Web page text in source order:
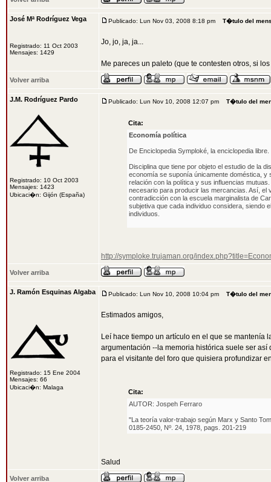
José Mª Rodríguez Vega
Registrado: 11 Oct 2003
Mensajes: 1429
Publicado: Lun Nov 03, 2008 8:18 pm T�tulo del
Jo, jo, ja, ja...
Me pareces un paleto (que te contesten otros, si
Volver arriba
J.M. Rodríguez Pardo
Registrado: 10 Oct 2003
Mensajes: 1423
Ubicaci�n: Gijón (España)
Publicado: Lun Nov 10, 2008 12:07 pm T�tulo del
Cita:
Economía política
De Enciclopedia Symploké, la enciclopedia libre.
Disciplina que tiene por objeto el estudio de la
economía se suponía únicamente doméstica, y
relación con la política y sus influencias
necesario para producir las mercancias. Así, el
contradicción con la escuela marginalista de
subjetiva que cada individuo considera, siendo
individuos.
http://symploke.trujaman.org/
Volver arriba
J. Ramón Esquinas Algaba
Registrado: 15 Ene 2004
Mensajes: 66
Ubicaci�n: Malaga
Publicado: Lun Nov 10, 2008 10:04 pm T�tulo del
Estimados amigos,
Leí hace tiempo un artículo en el que se mantenía
argumentación --la memoria histórica suele ser
para el visitante del foro que quisiera profundizar
Cita:
AUTOR: Jospeh Ferraro
"La teoría valor-trabajo según Marx y Santo
0185-2450, Nº. 24, 1978, pags. 201-219
Salud
Volver arriba